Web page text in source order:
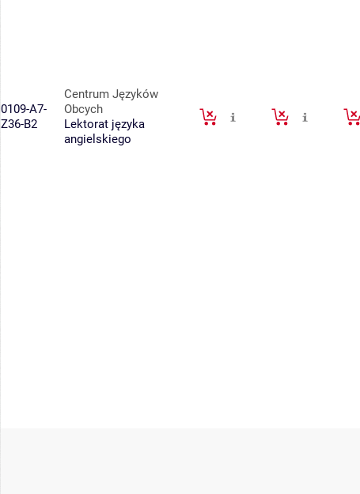
0109-A7-
Z36-B2
Centrum Języków
Obcych
Lektorat języka
angielskiego